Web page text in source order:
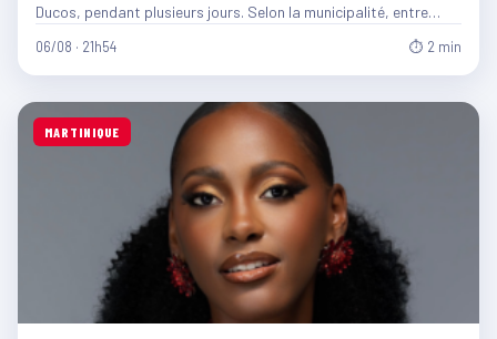
Ducos, pendant plusieurs jours. Selon la municipalité, entre…
06/08 · 21h54 ⏱ 2 min
MARTINIQUE